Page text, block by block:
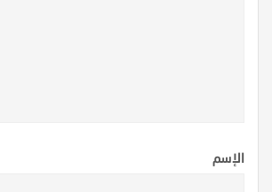
الإسم